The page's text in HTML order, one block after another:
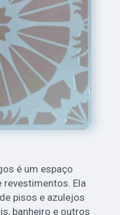
é um espaço
revestimentos. Ela
pisos e azulejos
banheiro e outros